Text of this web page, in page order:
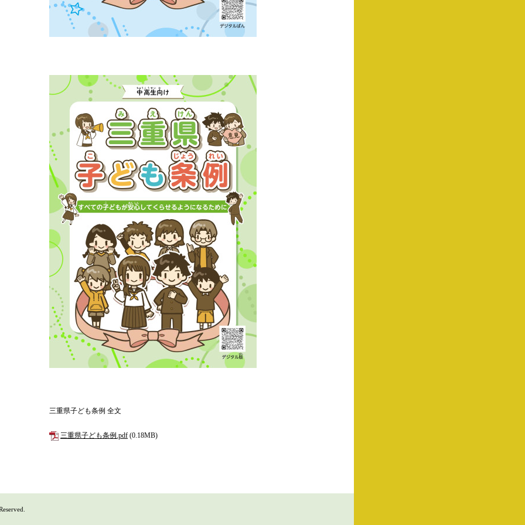
三重県子ども条例 全文
三重県子ども条例.pdf (0.18MB)